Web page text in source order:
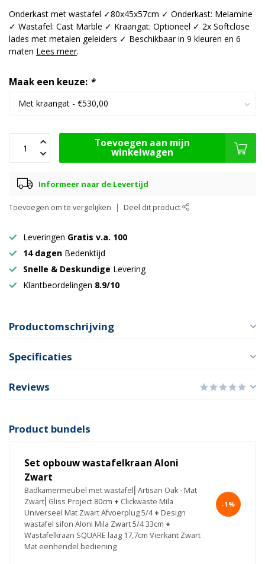
Onderkast met wastafel ✓80x45x57cm ✓ Onderkast: Melamine
✓ Wastafel: Cast Marble ✓ Kraangat: Optioneel ✓ 2x Softclose
lades met metalen geleiders ✓ Beschikbaar in 9 kleuren en 6
maten Lees meer.
Maak een keuze: *
Toevoegen aan mijn
winkelwagen
Informeer naar de Levertijd
Toevoegen om te vergelijken Deel dit product
Leveringen Gratis v.a. 100
14 dagen Bedenktijd
Snelle & Deskundige Levering
Klantbeordelingen 8.9/10
Productomschrijving
Specificaties
Reviews
Product bundels
Set opbouw wastafelkraan Aloni
Zwart
Badkamermeubel met wastafel⎢Artisan Oak - Mat
Zwart⎢Gliss Project 80cm + Clickwaste Mila
Universeel Mat Zwart Afvoerplug 5/4 + Design
wastafel sifon Aloni Mila Zwart 5/4 33cm +
Wastafelkraan SQUARE laag 17,7cm Vierkant Zwart
Mat eenhendel bediening
-1%